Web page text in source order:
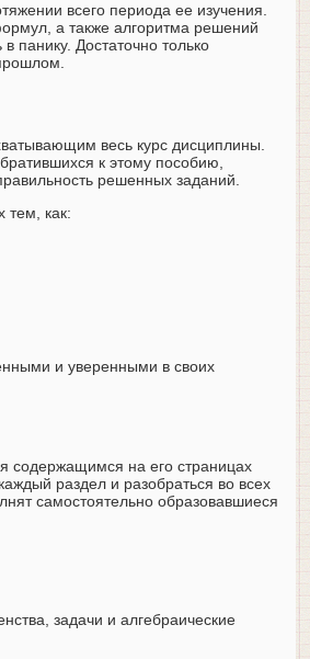
всего периода ее изучения.
а также алгоритма решений
панику. Достаточно только
весь курс дисциплины.
к этому пособию,
решенных заданий.
тем, как:
и уверенными в своих
содержащимся на его страницах
раздел и разобраться во всех
самостоятельно образовавшиеся
задачи и алгебраические